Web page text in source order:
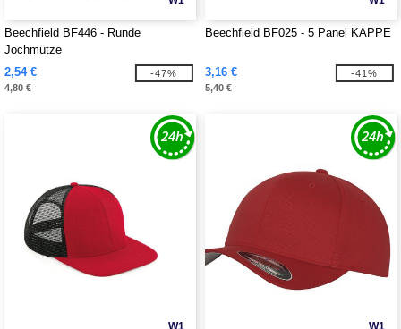
Beechfield BF446 - Runde
Jochmütze
2,54 €
4,80 €
-47%
Beechfield BF025 - 5 Panel KAPPE
3,16 €
5,40 €
-41%
W1 W1